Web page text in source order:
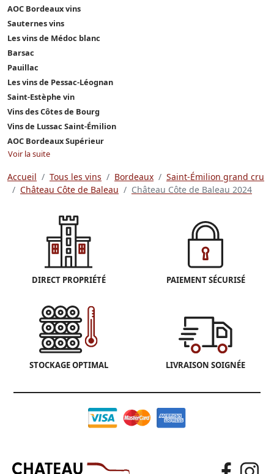
AOC Bordeaux vins
Sauternes vins
Les vins de Médoc blanc
Barsac
Pauillac
Les vins de Pessac-Léognan
Saint-Estèphe vin
Vins des Côtes de Bourg
Vins de Lussac Saint-Émilion
AOC Bordeaux Supérieur
Voir la suite
Accueil Tous les vins Bordeaux
Saint-Émilion grand cru
Château Côte de Baleau
Château Côte de Baleau 2024
DIRECT PROPRIÉTÉ PAIEMENT SÉCURISÉ
STOCKAGE OPTIMAL LIVRAISON SOIGNÉE